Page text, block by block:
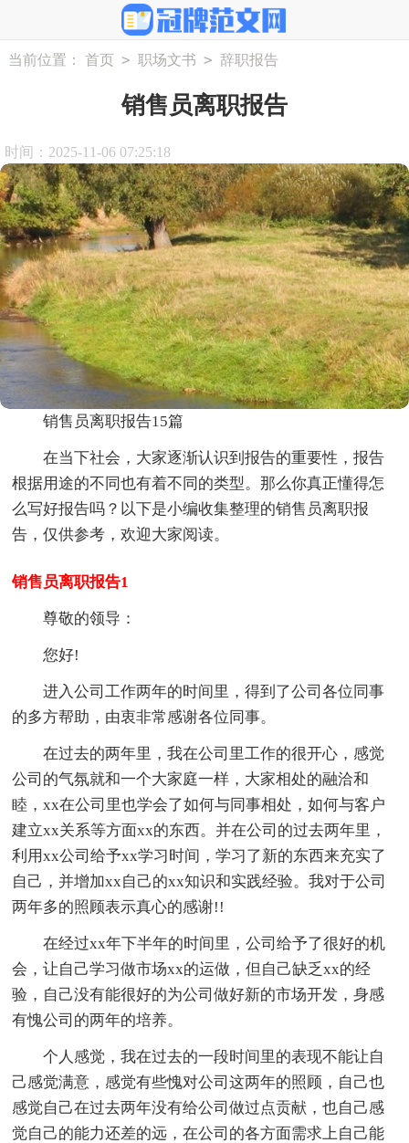
当前位置： 首页 > 职场文书 > 辞职报告
销售员离职报告
时间：2025-11-06 07:25:18
销售员离职报告15篇
在当下社会，大家逐渐认识到报告的重要性，报告
根据用途的不同也有着不同的类型。那么你真正懂得怎
么写好报告吗？以下是小编收集整理的销售员离职报
告，仅供参考，欢迎大家阅读。
销售员离职报告1
尊敬的领导：
您好!
进入公司工作两年的时间里，得到了公司各位同事
的多方帮助，由衷非常感谢各位同事。
在过去的两年里，我在公司里工作的很开心，感觉
公司的气氛就和一个大家庭一样，大家相处的融洽和
睦，xx在公司里也学会了如何与同事相处，如何与客户
建立xx关系等方面xx的东西。并在公司的过去两年里，
利用xx公司给予xx学习时间，学习了新的东西来充实了
自己，并增加xx自己的xx知识和实践经验。我对于公司
两年多的照顾表示真心的感谢!!
在经过xx年下半年的时间里，公司给予了很好的机
会，让自己学习做市场xx的运做，但自己缺乏xx的经
验，自己没有能很好的为公司做好新的市场开发，身感
有愧公司的两年的培养。
个人感觉，我在过去的一段时间里的表现不能让自
己感觉满意，感觉有些愧对公司这两年的照顾，自己也
感觉自己在过去两年没有给公司做过点贡献，也自己感
觉自己的能力还差的远，在公司的各方面需求上自己能